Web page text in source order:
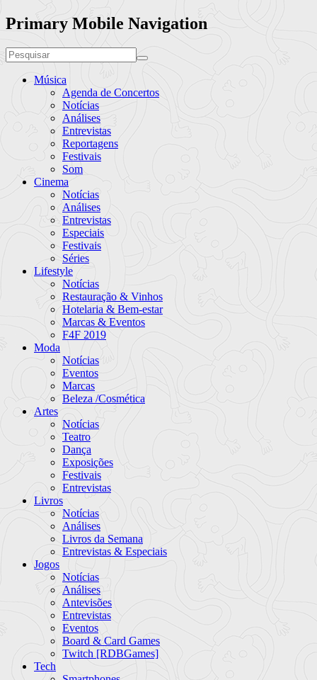
Primary Mobile Navigation
Música
Agenda de Concertos
Notícias
Análises
Entrevistas
Reportagens
Festivais
Som
Cinema
Notícias
Análises
Entrevistas
Especiais
Festivais
Séries
Lifestyle
Notícias
Restauração & Vinhos
Hotelaria & Bem-estar
Marcas & Eventos
F4F 2019
Moda
Notícias
Eventos
Marcas
Beleza /Cosmética
Artes
Notícias
Teatro
Dança
Exposições
Festivais
Entrevistas
Livros
Notícias
Análises
Livros da Semana
Entrevistas & Especiais
Jogos
Notícias
Análises
Antevisões
Entrevistas
Eventos
Board & Card Games
Twitch [RDBGames]
Tech